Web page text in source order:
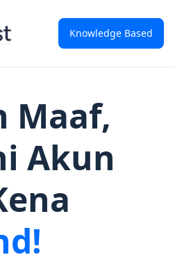
Knowledge Based
Maaf,
Akun